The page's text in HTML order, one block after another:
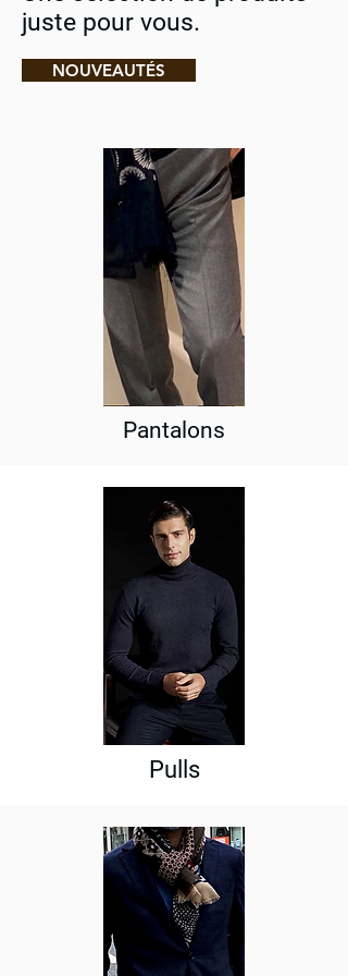
juste pour vous.
NOUVEAUTÉS
Pantalons
Pulls